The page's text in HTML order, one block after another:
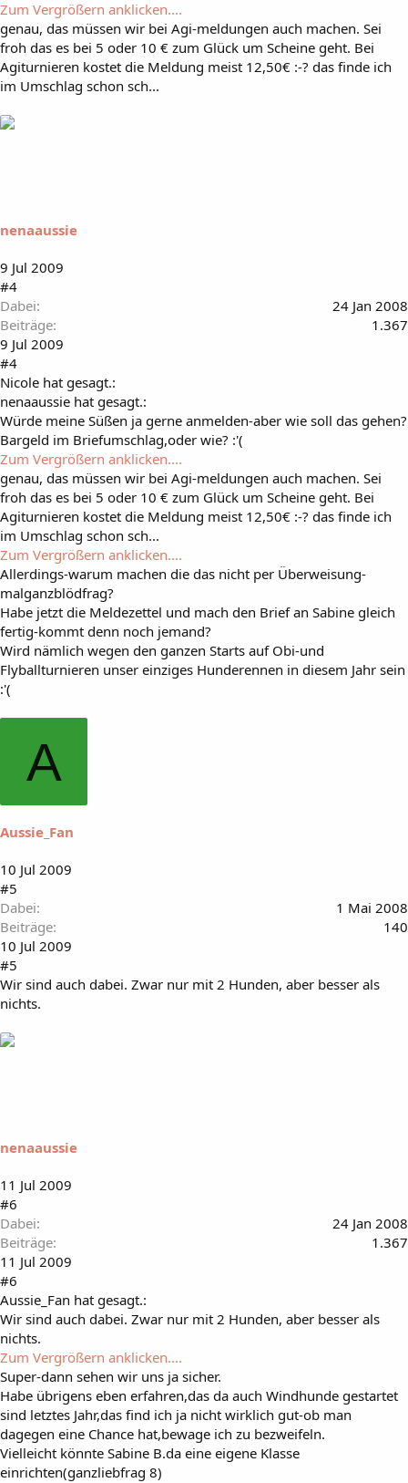
Zum Vergrößern anklicken....
genau, das müssen wir bei Agi-meldungen auch machen. Sei
froh das es bei 5 oder 10 € zum Glück um Scheine geht. Bei
Agiturnieren kostet die Meldung meist 12,50€ :-? das finde ich
im Umschlag schon sch...
nenaaussie
9 Jul 2009
#4
Dabei
24 Jan 2008
Beiträge
1.367
9 Jul 2009
#4
Nicole hat gesagt.:
nenaaussie hat gesagt.:
Würde meine Süßen ja gerne anmelden-aber wie soll das gehen?
Bargeld im Briefumschlag,oder wie? :'(
Zum Vergrößern anklicken....
genau, das müssen wir bei Agi-meldungen auch machen. Sei
froh das es bei 5 oder 10 € zum Glück um Scheine geht. Bei
Agiturnieren kostet die Meldung meist 12,50€ :-? das finde ich
im Umschlag schon sch...
Zum Vergrößern anklicken....
Allerdings-warum machen die das nicht per Überweisung-
malganzblödfrag?
Habe jetzt die Meldezettel und mach den Brief an Sabine gleich
fertig-kommt denn noch jemand?
Wird nämlich wegen den ganzen Starts auf Obi-und
Flyballturnieren unser einziges Hunderennen in diesem Jahr sein
:'(
A
Aussie_Fan
10 Jul 2009
#5
Dabei
1 Mai 2008
Beiträge
140
10 Jul 2009
#5
Wir sind auch dabei. Zwar nur mit 2 Hunden, aber besser als
nichts.
nenaaussie
11 Jul 2009
#6
Dabei
24 Jan 2008
Beiträge
1.367
11 Jul 2009
#6
Aussie_Fan hat gesagt.:
Wir sind auch dabei. Zwar nur mit 2 Hunden, aber besser als
nichts.
Zum Vergrößern anklicken....
Super-dann sehen wir uns ja sicher.
Habe übrigens eben erfahren,das da auch Windhunde gestartet
sind letztes Jahr,das find ich ja nicht wirklich gut-ob man
dagegen eine Chance hat,bewage ich zu bezweifeln.
Vielleicht könnte Sabine B.da eine eigene Klasse
einrichten(ganzliebfrag 8)